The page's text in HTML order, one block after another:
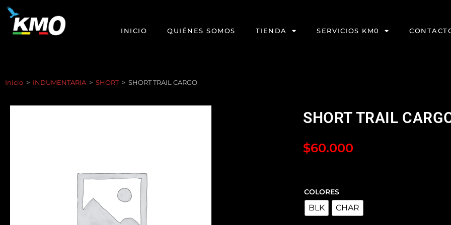
INICIO QUIÉNES SOMOS TIENDA SERVICIOS KM0
Inicio > INDUMENTARIA > SHORT > SHORT TRAIL CARGO
SHORT TRAIL
$60.000
COLORES
BLK CHAR